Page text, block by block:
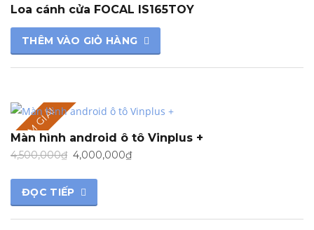
Loa cánh cửa FOCAL IS165TOY
THÊM VÀO GIỎ HÀNG
GIẢM GIÁ!
Màn hình android ô tô Vinplus +
4,500,000₫ Giá
là:
4,500,000₫.
4,000,000₫Giá
ĐỌC TIẾP